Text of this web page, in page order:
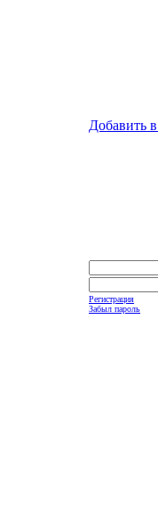
Добавить
Регистрация
Забыл пароль